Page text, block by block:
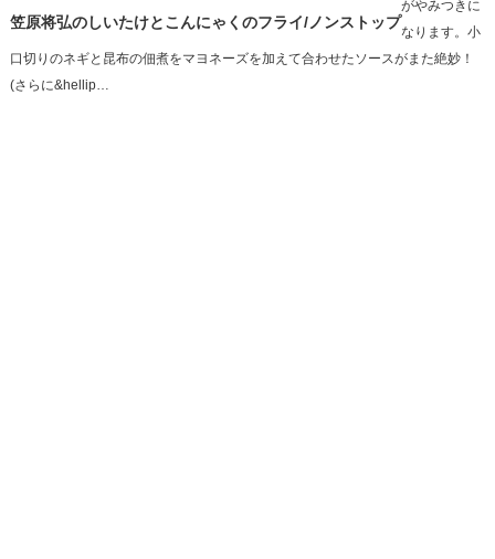
笠原将弘のしいたけとこんにゃくのフライ/ノンストップ
がやみつきに
なります。小
口切りのネギと昆布の佃煮をマヨネーズを加えて合わせたソースがまた絶妙！
(さらに&hellip…